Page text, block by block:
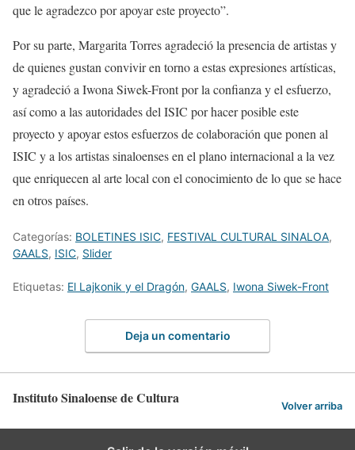
que le agradezco por apoyar este proyecto”.
Por su parte, Margarita Torres agradeció la presencia de artistas y
de quienes gustan convivir en torno a estas expresiones artísticas,
y agradeció a Iwona Siwek-Front por la confianza y el esfuerzo,
así como a las autoridades del ISIC por hacer posible este
proyecto y apoyar estos esfuerzos de colaboración que ponen al
ISIC y a los artistas sinaloenses en el plano internacional a la vez
que enriquecen al arte local con el conocimiento de lo que se hace
en otros países.
Categorías: BOLETINES ISIC, FESTIVAL CULTURAL SINALOA,
GAALS, ISIC, Slider
Etiquetas: El Lajkonik y el Dragón, GAALS, Iwona Siwek-Front
Deja un comentario
Instituto Sinaloense de Cultura Volver arriba